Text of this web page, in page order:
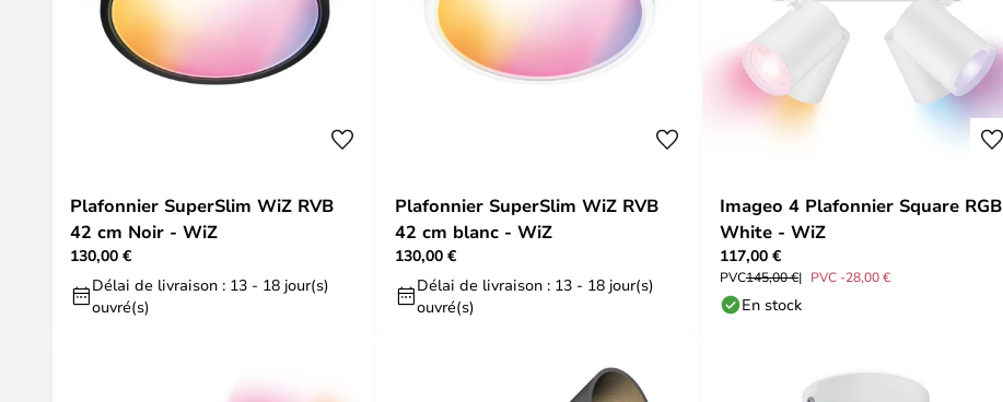
Plafonnier SuperSlim WiZ RVB
42 cm Noir - WiZ
130,00 €
Délai de livraison : 13 - 18 jour(s)
ouvré(s)
Plafonnier SuperSlim WiZ RVB
42 cm blanc - WiZ
130,00 €
Délai de livraison : 13 - 18 jour(s)
ouvré(s)
Imageo 4 Plafonnier Square RGB
White - WiZ
117,00 €
PVC145,00 € PVC -28,00 €
En stock